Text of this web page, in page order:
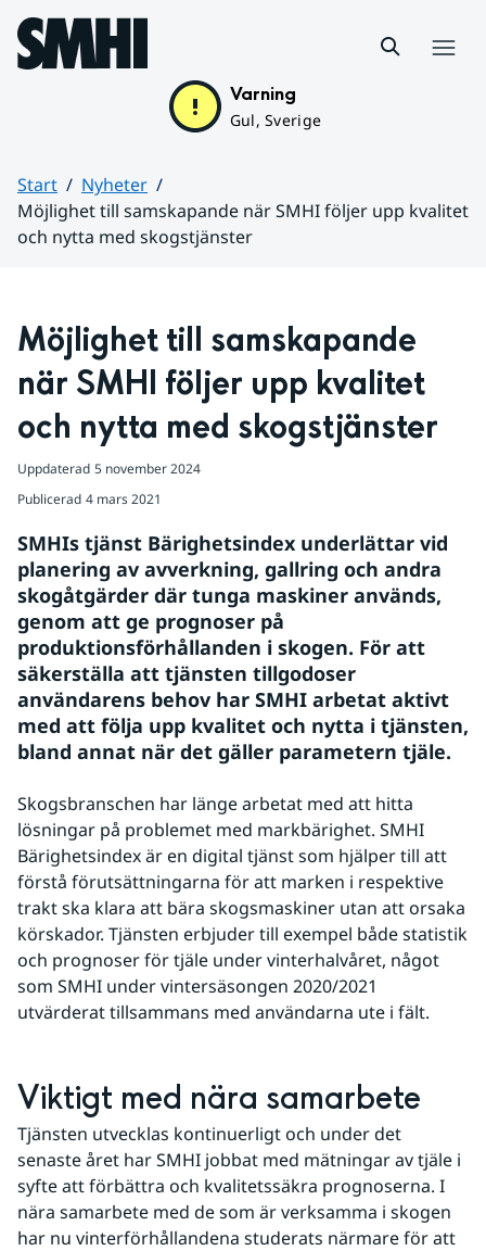
Hoppa till sidans innehåll
Varning
Gul, Sverige
Start
Nyheter
Möjlighet till samskapande när SMHI följer upp kvalitet
och nytta med skogstjänster
Möjlighet till samskapande
när SMHI följer upp kvalitet
och nytta med skogstjänster
Uppdaterad 5 november 2024
Publicerad 4 mars 2021
SMHIs tjänst Bärighetsindex underlättar vid
planering av avverkning, gallring och andra
skogåtgärder där tunga maskiner används,
genom att ge prognoser på
produktionsförhållanden i skogen. För att
säkerställa att tjänsten tillgodoser
användarens behov har SMHI arbetat aktivt
med att följa upp kvalitet och nytta i tjänsten,
bland annat när det gäller parametern tjäle.
Skogsbranschen har länge arbetat med att hitta
lösningar på problemet med markbärighet. SMHI
Bärighetsindex är en digital tjänst som hjälper till att
förstå förutsättningarna för att marken i respektive
trakt ska klara att bära skogsmaskiner utan att orsaka
körskador. Tjänsten erbjuder till exempel både statistik
och prognoser för tjäle under vinterhalvåret, något
som SMHI under vintersäsongen 2020/2021
utvärderat tillsammans med användarna ute i fält.
Viktigt med nära samarbete
Tjänsten utvecklas kontinuerligt och under det
senaste året har SMHI jobbat med mätningar av tjäle i
syfte att förbättra och kvalitetssäkra prognoserna. I
nära samarbete med de som är verksamma i skogen
har nu vinterförhållandena studerats närmare för att